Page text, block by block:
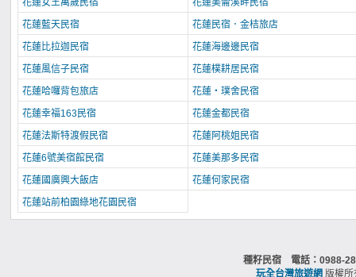
花蓮女王萬歲民宿
花蓮美侖溪畔民宿
花蓮藍天民宿
花蓮民宿．金桔旅店
花蓮比拉迦民宿
花蓮海邊邊民宿
花蓮風信子民宿
花蓮樸耕居民宿
花蓮哈囉背包旅店
花蓮‧璞舍民宿
花蓮幸福163民宿
花蓮金都民宿
花蓮法斯特渡假民宿
花蓮阿桃姐民宿
花蓮6號美宿館民宿
花蓮美那多民宿
花蓮國廣興大飯店
花蓮何家民宿
花蓮站前柏園綠地花園民宿
種籽民宿 電話：0988-
玩全台灣旅遊網 版權